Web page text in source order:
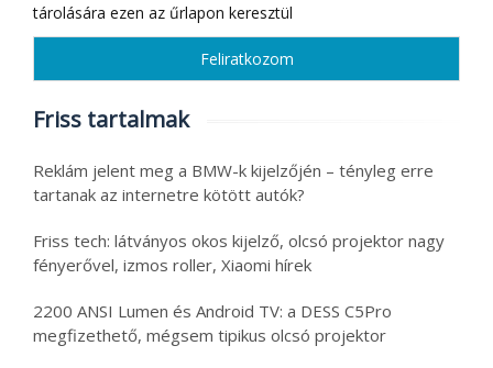
tárolására ezen az űrlapon keresztül
Friss tartalmak
Reklám jelent meg a BMW-k kijelzőjén – tényleg erre
tartanak az internetre kötött autók?
Friss tech: látványos okos kijelző, olcsó projektor nagy
fényerővel, izmos roller, Xiaomi hírek
2200 ANSI Lumen és Android TV: a DESS C5Pro
megfizethető, mégsem tipikus olcsó projektor